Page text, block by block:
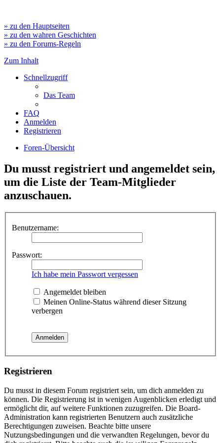
» zu den Hauptseiten
» zu den wahren Geschichten
» zu den Forums-Regeln
Zum Inhalt
Schnellzugriff
Das Team
FAQ
Anmelden
Registrieren
Foren-Übersicht
Du musst registriert und angemeldet sein,
um die Liste der Team-Mitglieder
anzuschauen.
Benutzername:
Passwort:
Ich habe mein Passwort vergessen
Angemeldet bleiben
Meinen Online-Status während dieser Sitzung
verbergen
Registrieren
Du musst in diesem Forum registriert sein, um dich anmelden zu
können. Die Registrierung ist in wenigen Augenblicken erledigt und
ermöglicht dir, auf weitere Funktionen zuzugreifen. Die Board-
Administration kann registrierten Benutzern auch zusätzliche
Berechtigungen zuweisen. Beachte bitte unsere
Nutzungsbedingungen und die verwandten Regelungen, bevor du